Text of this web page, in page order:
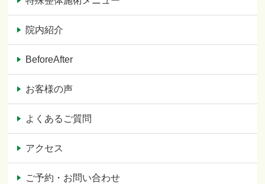
院内紹介
BeforeAfter
お客様の声
よくあるご質問
アクセス
ご予約・お問い合わせ